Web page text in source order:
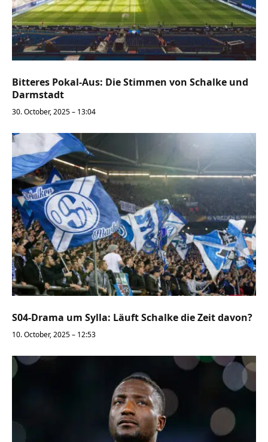
Bitteres Pokal-Aus: Die Stimmen von Schalke und
Darmstadt
30. October, 2025 – 13:04
S04-Drama um Sylla: Läuft Schalke die Zeit davon?
10. October, 2025 – 12:53